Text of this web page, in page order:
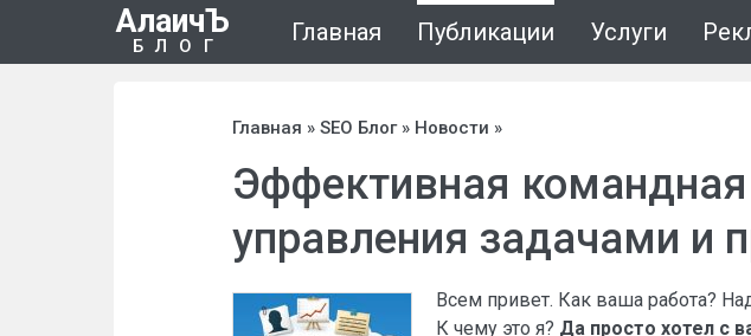
АлаичЪ
БЛОГ Главная Публикации Услуги
Главная » SEO Блог» Новости »
Эффективная
управления задачами и
Всем привет. Как ваша работа?
К чему это я? Да просто хотел с